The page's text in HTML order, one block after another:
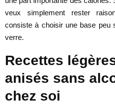
veux simplement rester
consiste à choisir une base peu
verre.
Recettes
anisés sans
chez soi